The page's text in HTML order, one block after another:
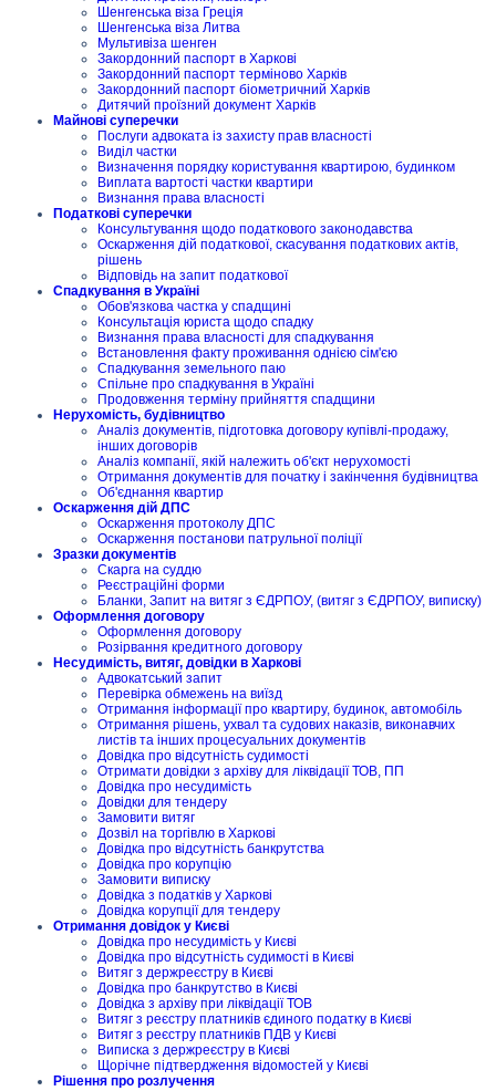
Шенгенська віза Греція
Шенгенська віза Литва
Мультивіза шенген
Закордонний паспорт в Харкові
Закордонний паспорт терміново Харків
Закордонний паспорт біометричний Харків
Дитячий проїзний документ Харків
Майнові суперечки
Послуги адвоката із захисту прав власності
Виділ частки
Визначення порядку користування квартирою, будинком
Виплата вартості частки квартири
Визнання права власності
Податкові суперечки
Консультування щодо податкового законодавства
Оскарження дій податкової, скасування податкових актів,
рішень
Відповідь на запит податкової
Спадкування в Україні
Обов'язкова частка у спадщині
Консультація юриста щодо спадку
Визнання права власності для спадкування
Встановлення факту проживання однією сім'єю
Спадкування земельного паю
Спільне про спадкування в Україні
Продовження терміну прийняття спадщини
Нерухомість, будівництво
Аналіз документів, підготовка договору купівлі-продажу,
інших договорів
Аналіз компанії, якій належить об'єкт нерухомості
Отримання документів для початку і закінчення будівництва
Об'єднання квартир
Оскарження дій ДПС
Оскарження протоколу ДПС
Оскарження постанови патрульної поліції
Зразки документів
Скарга на суддю
Реєстраційні форми
Бланки, Запит на витяг з ЄДРПОУ, (витяг з ЄДРПОУ, виписку)
Оформлення договору
Оформлення договору
Розірвання кредитного договору
Несудимість, витяг, довідки в Харкові
Адвокатський запит
Перевірка обмежень на виїзд
Отримання інформації про квартиру, будинок, автомобіль
Отримання рішень, ухвал та судових наказів, виконавчих
листів та інших процесуальних документів
Довідка про відсутність судимості
Отримати довідки з архіву для ліквідації ТОВ, ПП
Довідка про несудимість
Довідки для тендеру
Замовити витяг
Дозвіл на торгівлю в Харкові
Довідка про відсутність банкрутства
Довідка про корупцію
Замовити виписку
Довідка з податків у Харкові
Довідка корупції для тендеру
Отримання довідок у Києві
Довідка про несудимість у Києві
Довідка про відсутність судимості в Києві
Витяг з держреєстру в Києві
Довідка про банкрутство в Києві
Довідка з архіву при ліквідації ТОВ
Витяг з реєстру платників єдиного податку в Києві
Витяг з реєстру платників ПДВ у Києві
Виписка з держреєстру в Києві
Щорічне підтвердження відомостей у Києві
Рішення про розлучення